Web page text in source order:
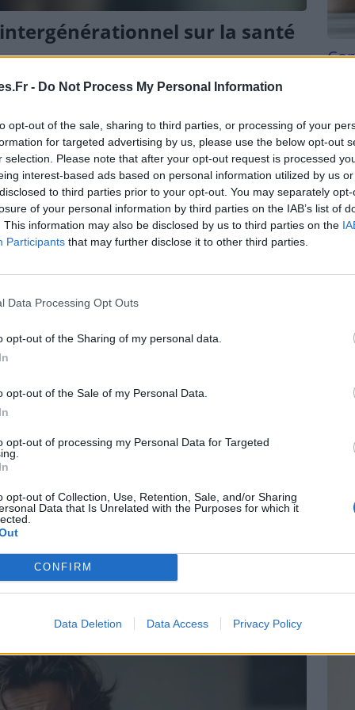
- Do Not Process My Personal Information
opt-out of the sale, sharing to third parties, or processing of your
for targeted advertising by us, please use the below opt-out
selection. Please note that after your opt-out request is processed
interest-based ads based on personal information utilized by us
to third parties prior to your opt-out. You may separately
of your personal information by third parties on the IAB’s list of
This information may also be disclosed by us to third parties on the
Participants that may further disclose it to other third parties.
Data Processing Opt Outs
opt-out of the Sharing of my personal data.
opt-out of the Sale of my Personal Data.
opt-out of processing my Personal Data for Targeted
opt-out of Collection, Use, Retention, Sale, and/or Sharing
Data that Is Unrelated with the Purposes for which it
CONFIRM
Data Deletion Data Access Privacy Policy
sur la santé
être psychologique. Le contact intergénérationnel,
quotidien sur le mental
de consacrer de longues heures à la pratique
Pourtant, de simples efforts courts, répétés
du
les